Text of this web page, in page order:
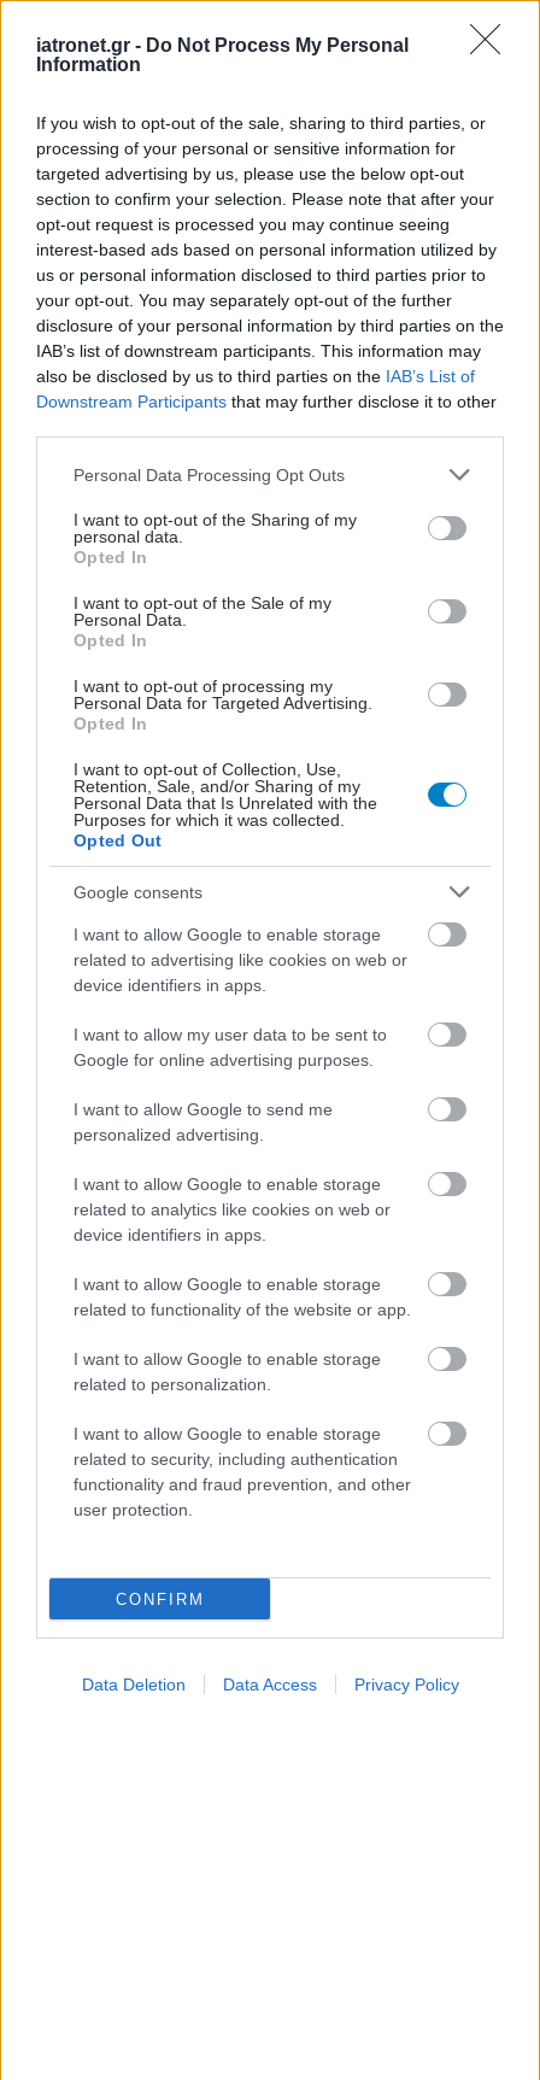
iatronet.gr - Do Not Process My Personal
Information
If you wish to opt-out of the sale, sharing to third parties, or
processing of your personal or sensitive information for
targeted advertising by us, please use the below opt-out
section to confirm your selection. Please note that after your
opt-out request is processed you may continue seeing
interest-based ads based on personal information utilized by
us or personal information disclosed to third parties prior to
your opt-out. You may separately opt-out of the further
disclosure of your personal information by third parties on the
IAB’s list of downstream participants. This information may
also be disclosed by us to third parties on the IAB’s List of
Downstream Participants that may further disclose it to other
Please note that this website/app uses one or more Google
not limited to your visit or usage behaviour. You may click to
grant or deny consent to Google and its third-party tags to
use your data for below specified purposes in below Google
consent section.
Personal Data Processing Opt Outs
I want to opt-out of the Sharing of my
personal data.
Opted In
I want to opt-out of the Sale of my
Personal Data.
Opted In
I want to opt-out of processing my
Personal Data for Targeted Advertising.
Opted In
I want to opt-out of Collection, Use,
Retention, Sale, and/or Sharing of my
Personal Data that Is Unrelated with the
Purposes for which it was collected.
Opted Out
Google consents
I want to allow Google to enable storage
related to advertising like cookies on web or
device identifiers in apps.
I want to allow my user data to be sent to
Google for online advertising purposes.
I want to allow Google to send me
personalized advertising.
I want to allow Google to enable storage
related to analytics like cookies on web or
device identifiers in apps.
I want to allow Google to enable storage
related to functionality of the website or app.
I want to allow Google to enable storage
related to personalization.
I want to allow Google to enable storage
related to security, including authentication
functionality and fraud prevention, and other
user protection.
CONFIRM
Data Deletion Data Access Privacy Policy
Ευρωκλινικής - Tρεις
συλλήψεις
ΔΕΙΤΕ ΕΠΙΣΗΣ